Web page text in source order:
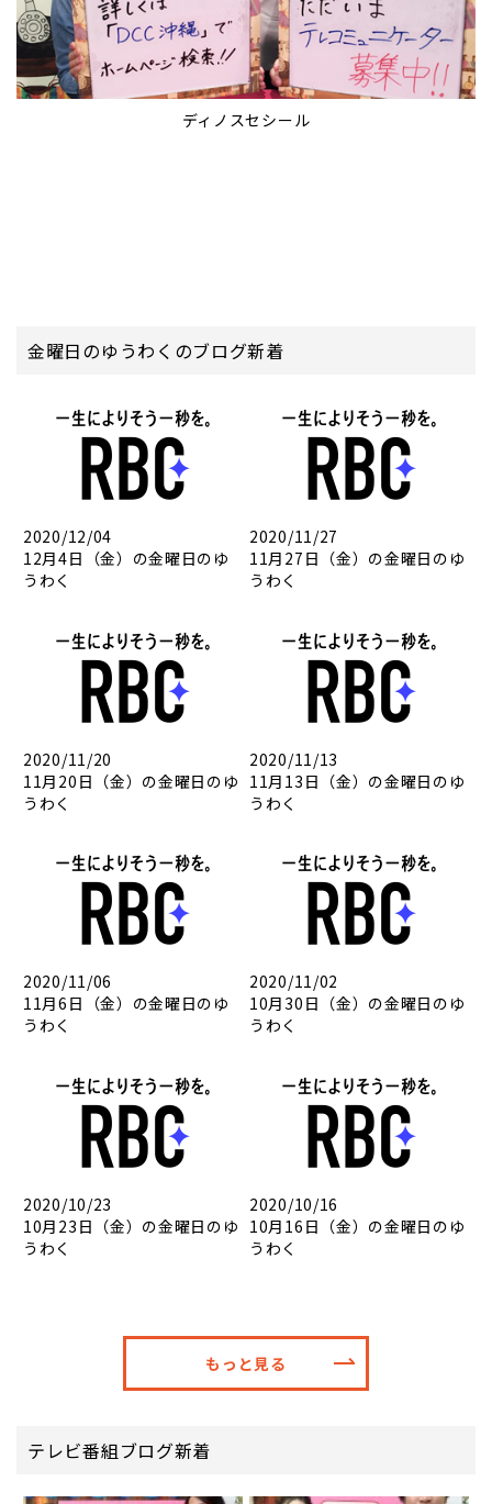
ディノスセシール
金曜日のゆうわくのブログ新着
2020/12/04
12月4日（金）の金曜日のゆ
うわく
2020/11/27
11月27日（金）の金曜日のゆ
うわく
2020/11/20
11月20日（金）の金曜日のゆ
うわく
2020/11/13
11月13日（金）の金曜日のゆ
うわく
2020/11/06
11月6日（金）の金曜日のゆ
うわく
2020/11/02
10月30日（金）の金曜日のゆ
うわく
2020/10/23
10月23日（金）の金曜日のゆ
うわく
2020/10/16
10月16日（金）の金曜日のゆ
うわく
もっと見る
テレビ番組ブログ新着